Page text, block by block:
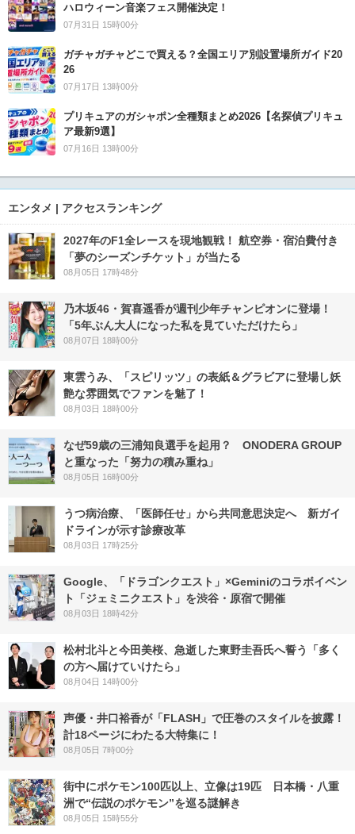
ハロウィーン音楽フェス開催決定！
07月31日 15時00分
ガチャガチャどこで買える？全国エリア別設置場所ガイド20
26
07月17日 13時00分
プリキュアのガシャポン全種類まとめ2026【名探偵プリキュ
ア最新9選】
07月16日 13時00分
エンタメ | アクセスランキング
2027年のF1全レースを現地観戦！ 航空券・宿泊費付き
「夢のシーズンチケット」が当たる
08月05日 17時48分
乃木坂46・賀喜遥香が週刊少年チャンピオンに登場！
「5年ぶん大人になった私を見ていただけたら」
08月07日 18時00分
東雲うみ、「スピリッツ」の表紙＆グラビアに登場し妖
艶な雰囲気でファンを魅了！
08月03日 18時00分
なぜ59歳の三浦知良選手を起用？ ONODERA GROUP
と重なった「努力の積み重ね」
08月05日 16時00分
うつ病治療、「医師任せ」から共同意思決定へ 新ガイ
ドラインが示す診療改革
08月03日 17時25分
Google、「ドラゴンクエスト」×Geminiのコラボイベン
ト「ジェミニクエスト」を渋谷・原宿で開催
08月03日 18時42分
松村北斗と今田美桜、急逝した東野圭吾氏へ誓う「多く
の方へ届けていけたら」
08月04日 14時00分
声優・井口裕香が「FLASH」で圧巻のスタイルを披露！
計18ページにわたる大特集に！
08月05日 7時00分
街中にポケモン100匹以上、立像は19匹 日本橋・八重
洲で“伝説のポケモン”を巡る謎解き
08月05日 15時55分